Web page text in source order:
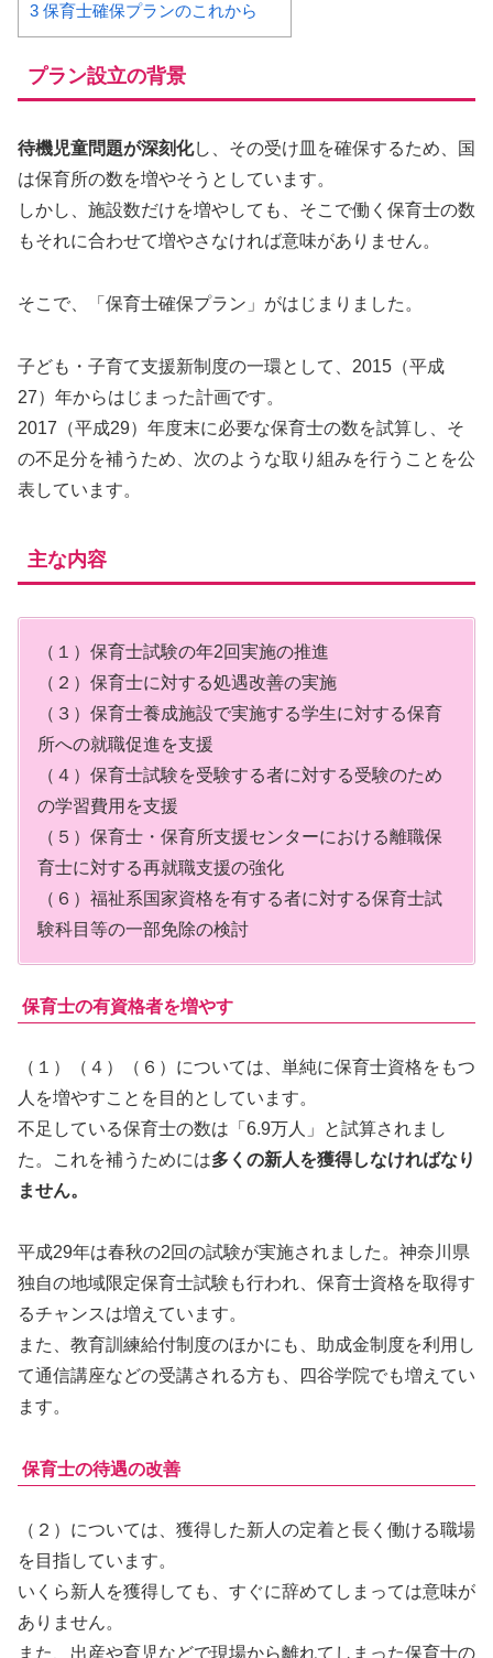
3 保育士確保プランのこれから
プラン設立の背景
待機児童問題が深刻化し、その受け皿を確保するため、国
は保育所の数を増やそうとしています。
しかし、施設数だけを増やしても、そこで働く保育士の数
もそれに合わせて増やさなければ意味がありません。
そこで、「保育士確保プラン」がはじまりました。
子ども・子育て支援新制度の一環として、2015（平成
27）年からはじまった計画です。
2017（平成29）年度末に必要な保育士の数を試算し、そ
の不足分を補うため、次のような取り組みを行うことを公
表しています。
主な内容
（１）保育士試験の年2回実施の推進
（２）保育士に対する処遇改善の実施
（３）保育士養成施設で実施する学生に対する保育
所への就職促進を支援
（４）保育士試験を受験する者に対する受験のため
の学習費用を支援
（５）保育士・保育所支援センターにおける離職保
育士に対する再就職支援の強化
（６）福祉系国家資格を有する者に対する保育士試
験科目等の一部免除の検討
保育士の有資格者を増やす
（１）（４）（６）については、単純に保育士資格をもつ
人を増やすことを目的としています。
不足している保育士の数は「6.9万人」と試算されまし
た。これを補うためには多くの新人を獲得しなければなり
ません。
平成29年は春秋の2回の試験が実施されました。神奈川県
独自の地域限定保育士試験も行われ、保育士資格を取得す
るチャンスは増えています。
また、教育訓練給付制度のほかにも、 助成金制度を利用し
て通信講座などの受講される方も、四谷学院でも増えてい
ます。
保育士の待遇の改善
（２）については、獲得した新人の定着と長く働ける職場
を目指しています。
いくら新人を獲得しても、すぐに辞めてしまっては意味が
ありません。
また、出産や育児などで現場から離れてしまった保育士の